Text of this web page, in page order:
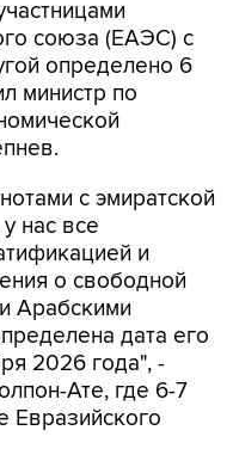
союза (ЕАЭС) с
определено 6
министр по
с эмиратской
нас все
и
о свободной
Арабскими
дата его
2026 года", -
Ате, где 6-7
Евразийского